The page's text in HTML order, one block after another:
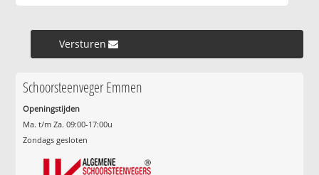
Versturen »
Schoorsteenveger Emmen
Openingstijden
Ma. t/m Za. 09:00-17:00u
Zondags gesloten